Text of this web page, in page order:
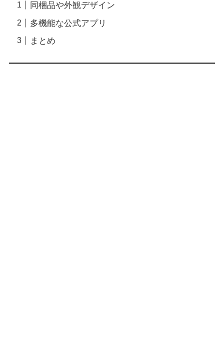
同梱品や外観デザイン
多機能な公式アプリ
まとめ